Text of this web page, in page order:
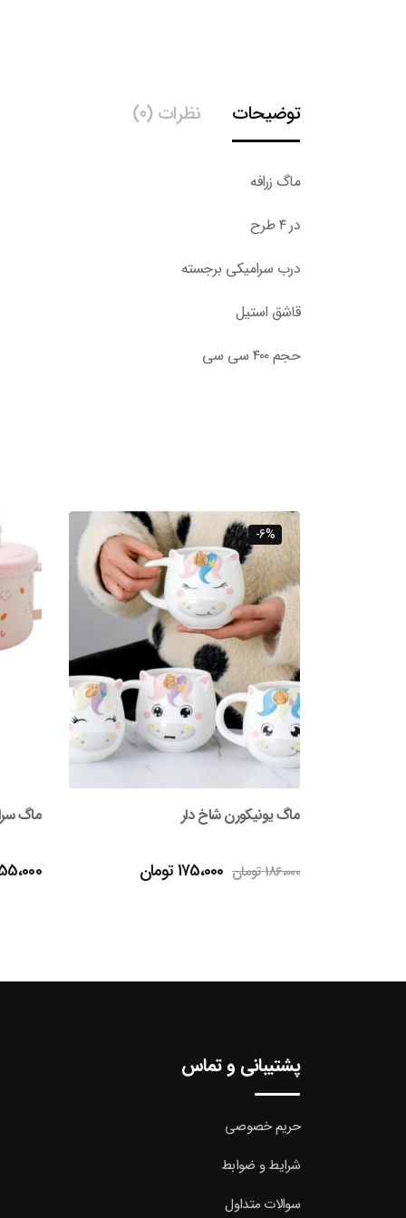
توضیحات نظرات (0)
ماگ زرافه
در ۴ طرح
درب سرامیکی برجسته
قاشق استیل
حجم ۴۰۰ سی سی
ماگ سرامیکی خرگوش درب سیلیکونی
155،000تومان
ماگ
پشتیبانی و تماس
حریم خصوصی
شرایط و ضوابط
سوالات متداول